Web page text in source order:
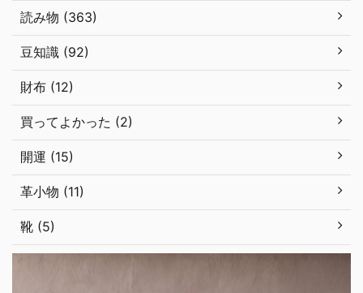
読み物 (363)
豆知識 (92)
財布 (12)
買ってよかった (2)
開運 (15)
革小物 (11)
靴 (5)